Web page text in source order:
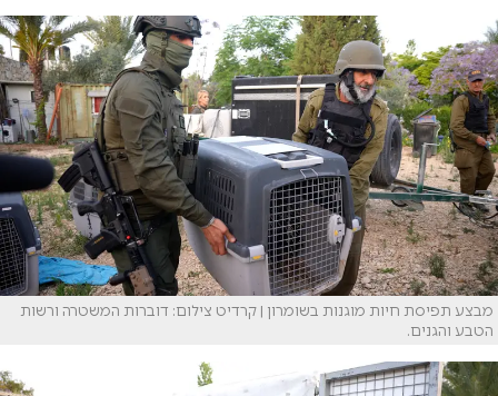
מבצע תפיסת חיות מוגנות בשומרון | קרדיט צילום: דוברות המשטרה ורשות
הטבע והגנים.